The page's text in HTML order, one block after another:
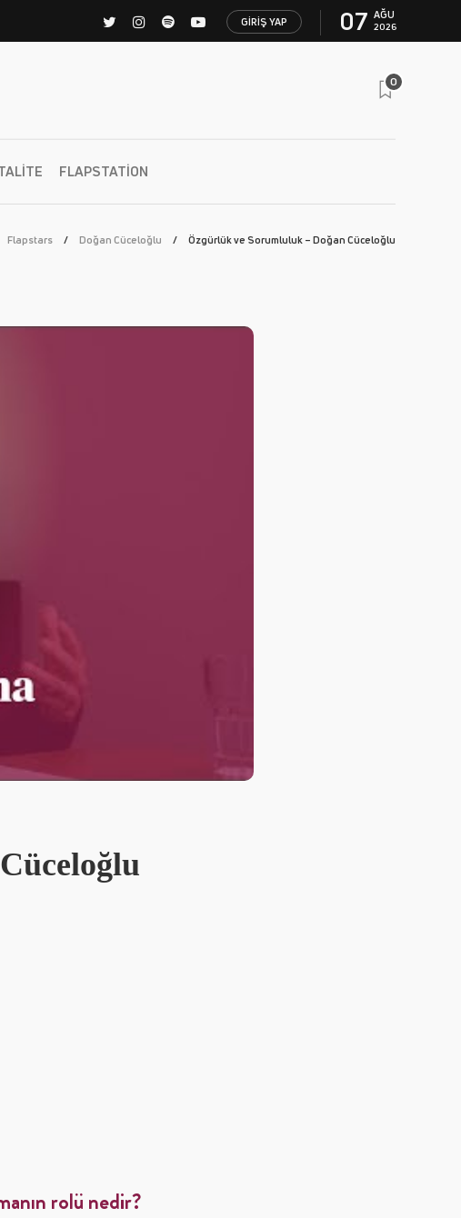
GIRIŞ YAP 07 AĞU
2026
0
FLAPSTATION
Flapstars Doğan Cüceloğlu Özgürlük ve Sorumluluk – Doğan Cüceloğlu
rolü nedir?